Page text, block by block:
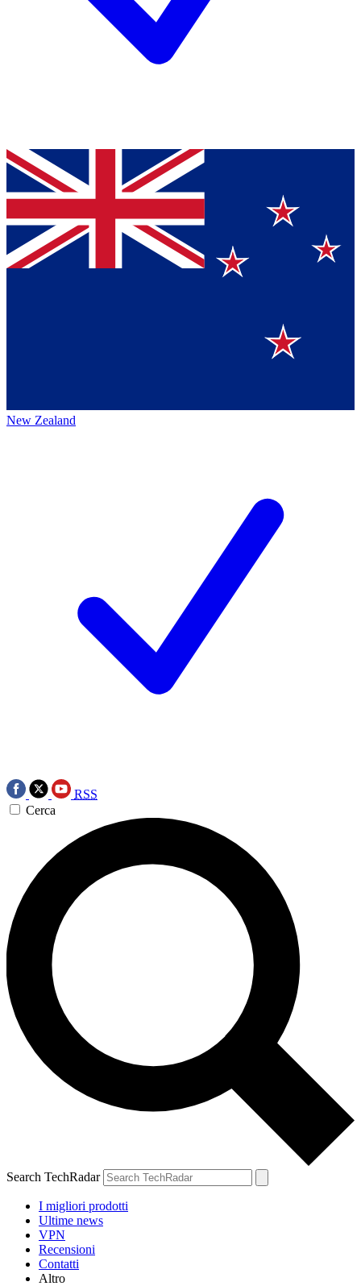
New Zealand
RSS
Cerca
Search TechRadar
I migliori prodotti
Ultime news
VPN
Recensioni
Contatti
Altro